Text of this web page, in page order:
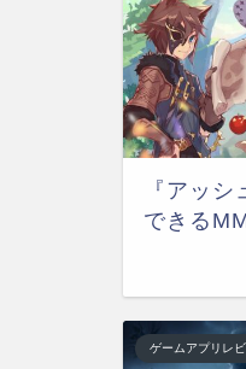
『アッ
できる
ゲームアプリレ